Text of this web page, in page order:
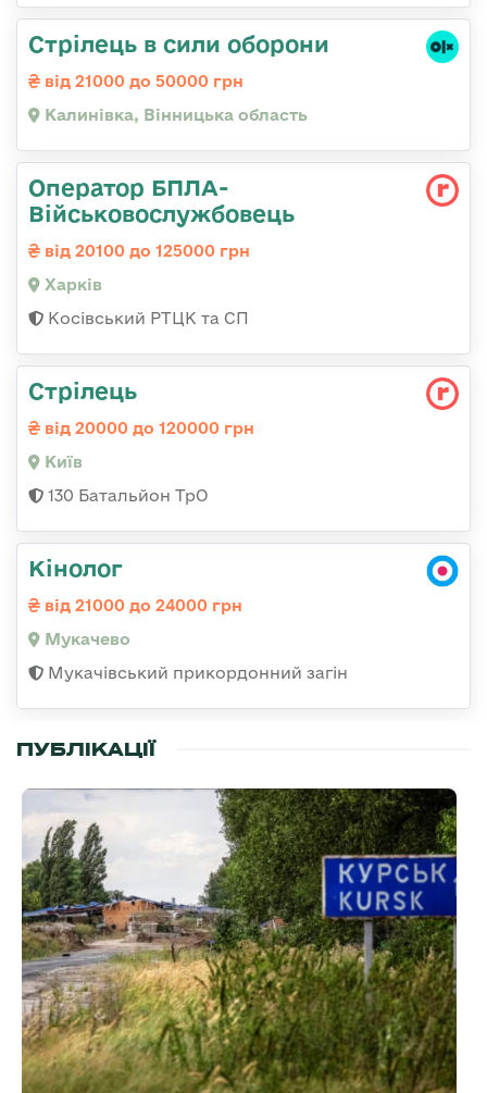
Стрілець в сили оборони
від 21000 до 50000 грн
Калинівка, Вінницька область
Оператор БПЛА-
Військовослужбовець
від 20100 до 125000 грн
Харків
Косівський РТЦК та СП
Стрілець
від 20000 до 120000 грн
Київ
130 Батальйон ТрО
Кінолог
від 21000 до 24000 грн
Мукачево
Мукачівський прикордонний загін
ПУБЛІКАЦІЇ